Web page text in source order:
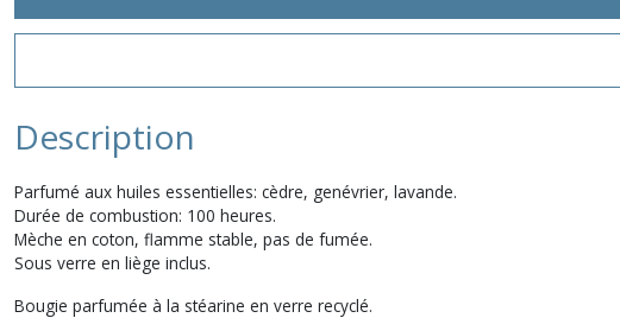
Description
Parfumé aux huiles essentielles: cèdre, genévrier, lavande.
Durée de combustion: 100 heures.
Mèche en coton, flamme stable, pas de fumée.
Sous verre en liège inclus.
Bougie parfumée à la stéarine en verre recyclé.